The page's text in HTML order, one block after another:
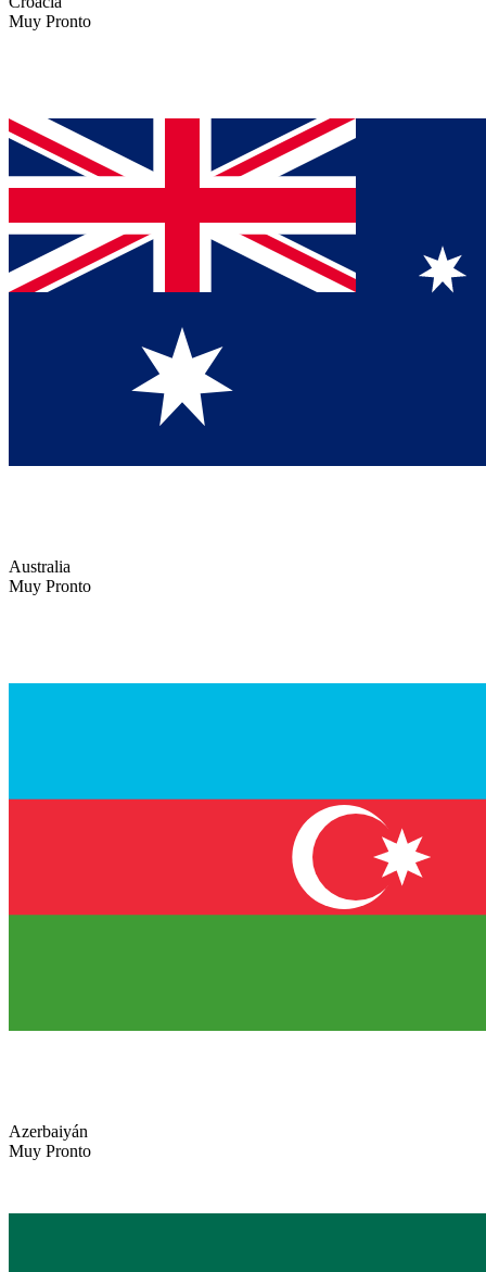
Muy Pronto
Australia
Muy Pronto
Azerbaiyán
Muy Pronto